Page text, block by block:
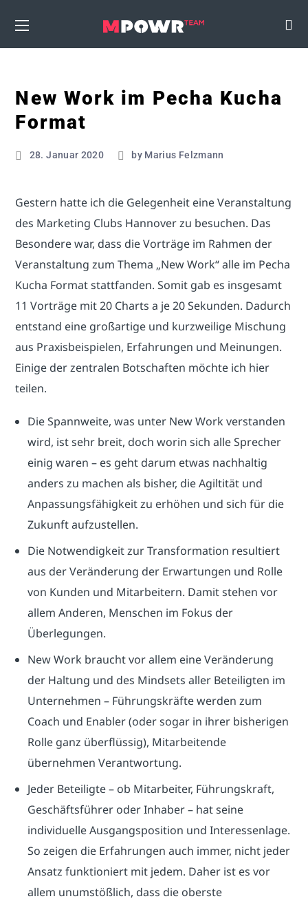
New Work im Pecha Kucha
Format
28. Januar 2020 by Marius Felzmann
Gestern hatte ich die Gelegenheit eine Veranstaltung
des Marketing Clubs Hannover zu besuchen. Das
Besondere war, dass die Vorträge im Rahmen der
Veranstaltung zum Thema „New Work“ alle im Pecha
Kucha Format stattfanden. Somit gab es insgesamt
11 Vorträge mit 20 Charts a je 20 Sekunden. Dadurch
entstand eine großartige und kurzweilige Mischung
aus Praxisbeispielen, Erfahrungen und Meinungen.
Einige der zentralen Botschaften möchte ich hier
teilen.
Die Spannweite, was unter New Work verstanden
wird, ist sehr breit, doch worin sich alle Sprecher
einig waren – es geht darum etwas nachhaltig
anders zu machen als bisher, die Agiltität und
Anpassungsfähigkeit zu erhöhen und sich für die
Zukunft aufzustellen.
Die Notwendigkeit zur Transformation resultiert
aus der Veränderung der Erwartungen und Rolle
von Kunden und Mitarbeitern. Damit stehen vor
allem Anderen, Menschen im Fokus der
Überlegungen.
New Work braucht vor allem eine Veränderung
der Haltung und des Mindsets aller Beteiligten im
Unternehmen – Führungskräfte werden zum
Coach und Enabler (oder sogar in ihrer bisherigen
Rolle ganz überflüssig), Mitarbeitende
übernehmen Verantwortung.
Jeder Beteiligte – ob Mitarbeiter, Führungskraft,
Geschäftsführer oder Inhaber – hat seine
individuelle Ausgangsposition und Interessenlage.
So zeigen die Erfahrungen auch immer, nicht jeder
Ansatz funktioniert mit jedem. Daher ist es vor
allem unumstößlich, dass die oberste